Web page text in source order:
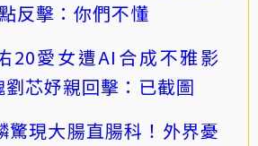
反擊：你們不懂
20愛女遭AI合成不雅影
芯妤親回擊：已截圖
驚現大腸直腸科！外界憂